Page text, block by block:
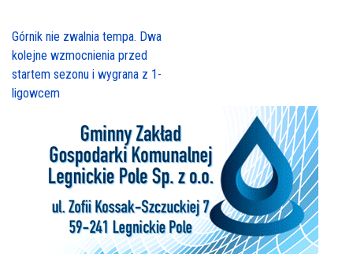
Górnik nie zwalnia tempa. Dwa
kolejne wzmocnienia przed
startem sezonu i wygrana z 1-
ligowcem